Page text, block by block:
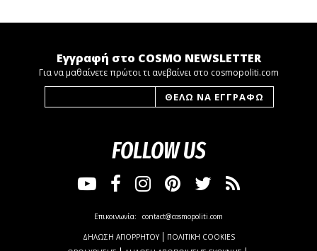
Εγγραφή στο COSMO NEWSLETTER
Για να μαθαίνετε πρώτοι τι ανεβαίνει στο cosmopoliti.com
FOLLOW US
Επικοινωνία: contact@cosmopoliti.com
ΔΗΛΩΣΗ ΑΠΟΡΡΗΤΟΥ
ΠΟΛΙΤΙΚΗ COOKIES